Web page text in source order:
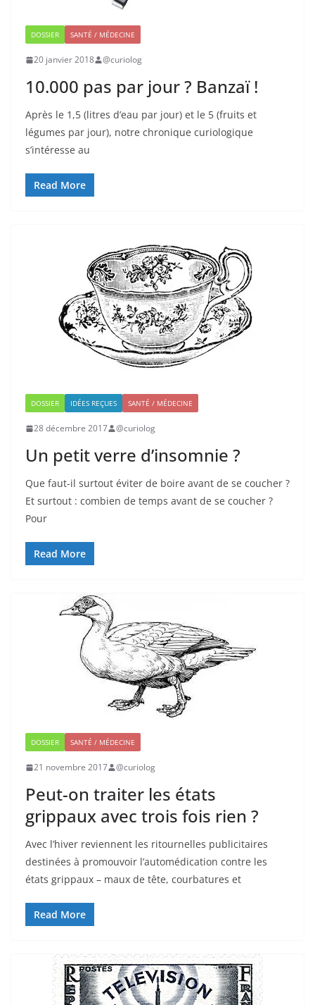
DOSSIER SANTÉ / MÉDECINE
20 janvier 2018 @curiolog
10.000 pas par jour ? Banzaï !
Après le 1,5 (litres d’eau par jour) et le 5 (fruits et
légumes par jour), notre chronique curiologique
s’intéresse au
Read More
DOSSIER IDÉES REÇUES SANTÉ / MÉDECINE
28 décembre 2017 @curiolog
Un petit verre d’insomnie ?
Que faut-il surtout éviter de boire avant de se coucher ?
Et surtout : combien de temps avant de se coucher ?
Pour
Read More
DOSSIER SANTÉ / MÉDECINE
21 novembre 2017 @curiolog
Peut-on traiter les états
grippaux avec trois fois rien ?
Avec l’hiver reviennent les ritournelles publicitaires
destinées à promouvoir l’automédication contre les
états grippaux – maux de tête, courbatures et
Read More